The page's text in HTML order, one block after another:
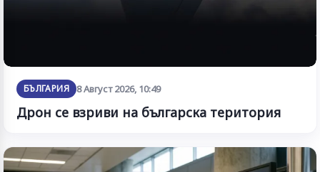
БЪЛГАРИЯ 8 Август 2026, 10:49
Дрон се взриви на българска територия